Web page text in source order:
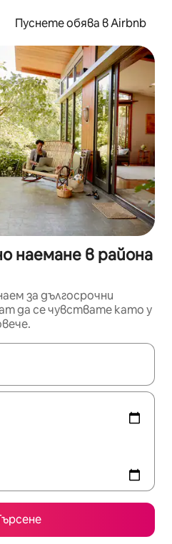
Пуснете обява в Airbnb
наемане в района
за дългосрочни
да се чувствате като у
използвайте